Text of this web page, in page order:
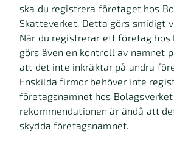
ska du registrera företaget hos
Skatteverket. Detta görs smidigt
När du registrerar ett företag hos
görs även en kontroll av namnet
att det inte inkräktar på andra
Enskilda firmor behöver inte
företagsnamnet hos
rekommendationen är ändå att
skydda företagsnamnet.